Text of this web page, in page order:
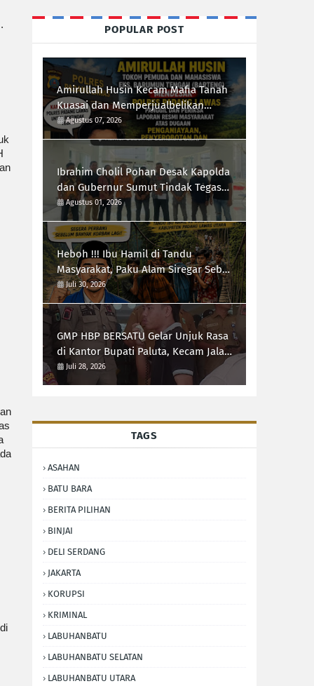
POPULAR POST
Amirullah Husin Kecam Mafia Tanah
Kuasai dan Memperjualbelikan
Lahan Negara, Desak Polres Padang
Lawas Tindak Tegas Mafia Tanah
Agustus 07, 2026
Ibrahim Cholil Pohan Desak Kapolda
dan Gubernur Sumut Tindak Tegas
Galian C Ilegal di Sipiongot Julu Kec.
Dolok Kab. Paluta
Agustus 01, 2026
Heboh !!! Ibu Hamil di Tandu
Masyarakat, Paku Alam Siregar Sebut
Infrastruktur Kab.Paluta "Parah"
Juli 30, 2026
GMP HBP BERSATU Gelar Unjuk Rasa
di Kantor Bupati Paluta, Kecam Jalan
Rusak 20 Desa
Juli 28, 2026
TAGS
ASAHAN
BATU BARA
BERITA PILIHAN
BINJAI
DELI SERDANG
JAKARTA
KORUPSI
KRIMINAL
LABUHANBATU
LABUHANBATU SELATAN
LABUHANBATU UTARA